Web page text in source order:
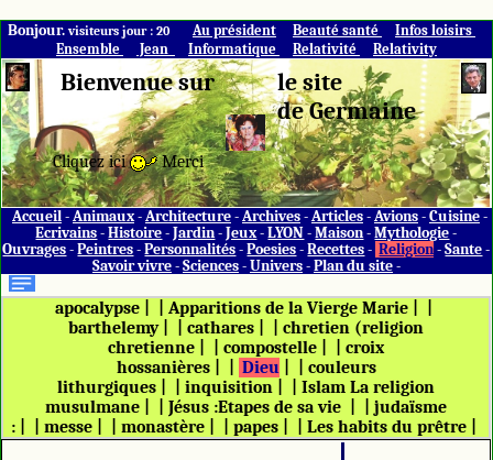
Bonjour.visiteurs jour : 20 Au président Beauté santé
Infos loisirs
Ensemble
Jean Informatique Relativité Relativity
Bienvenue sur
Cliquez ici Merci
le site
de Germaine
Accueil- Animaux- Architecture- Archives- Articles- Avions- Cuisine-
Ecrivains -Histoire -Jardin-Jeux-LYON -Maison-Mythologie -
Ouvrages -Peintres -Personnalités -Poesies -Recettes - Religion -Sante -
Savoir vivre- Sciences- Univers- Plan du site-
apocalypse |Apparitions de la Vierge Marie
barthelemy| |cathares |chretien (religion
chretienne
|compostelle |croix
hossanières| Dieu|
couleurs
lithurgiques
|inquisition |Islam La religion
musulmane
|Jésus :Etapes de sa vie |judaïsme
:
|messe |monastère |papes |Les habits du prêtre